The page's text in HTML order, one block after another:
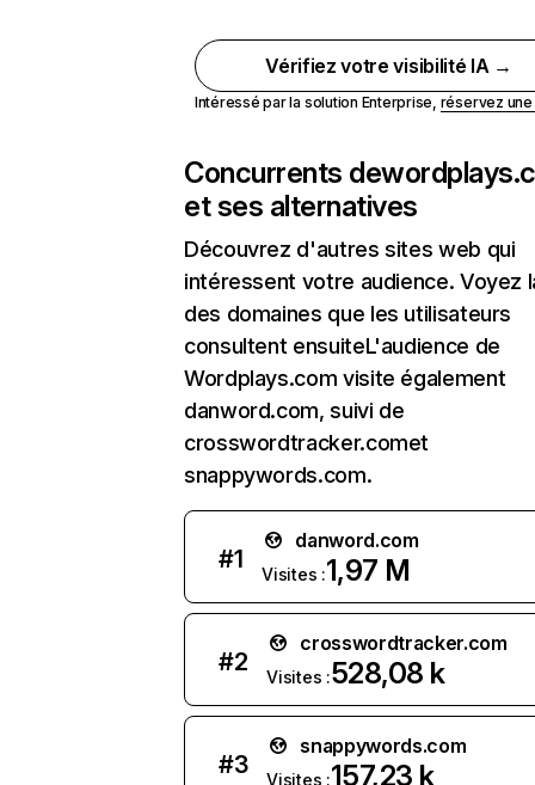
Vérifiez votre visibilité IA →
Intéressé par la solution Enterprise, réservez
Concurrents de
et ses alternatives
Découvrez d'autres sites web qui
intéressent votre audience. Voyez
des domaines que les utilisateurs
consultent ensuiteL'audience de
Wordplays.com visite également
danword.com, suivi de
crosswordtracker.comet
snappywords.com.
#1
danword.com
Visites :1,97 M
#2
crosswordtracker.com
Visites :528,08 k
#3
snappywords.com
Visites :157,23 k